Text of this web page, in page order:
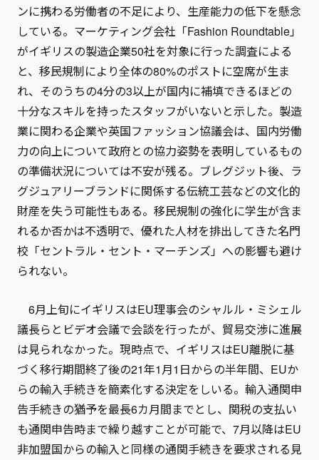
ンに携わる労働者の不足により、生産能力の低下を懸念
している。マーケティング会社「Fashion Roundtable」
がイギリスの製造企業50社を対象に行った調査による
と、移民規制により全体の80%のポストに空席が生ま
れ、そのうちの4分の3以上が国内に補填できるほどの
十分なスキルを持ったスタッフがいないと示した。製造
業に関わる企業や英国ファッション協議会は、国内労働
力の向上について政府との協力姿勢を表明しているもの
の準備状況については不安が残る。ブレグジット後、ラ
グジュアリーブランドに関係する伝統工芸などの文化的
財産を失う可能性もある。移民規制の強化に学生が含ま
れるか否かは不透明で、優れた人材を排出してきた名門
校「セントラル・セント・マーチンズ」への影響も避け
られない。
6月上旬にイギリスはEU理事会のシャルル・ミシェル
議長らとビデオ会議で会談を行ったが、貿易交渉に進展
は見られなかった。現時点で、イギリスはEU離脱に基
づく移行期間終了後の21年1月1日からの半年間、EUか
らの輸入手続きを簡素化する決定をしいる。輸入通関申
告手続きの猶予を最長6カ月間までとし、関税の支払い
も通関申告時まで繰り越すことが可能で、7月以降はEU
非加盟国からの輸入と同様の通関手続きを要求される見